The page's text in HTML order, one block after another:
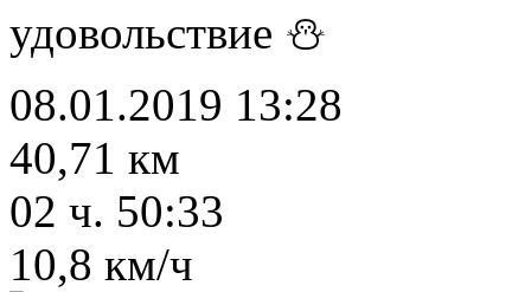
удовольствие ⛄
08.01.2019 13:28
40,71 км
02 ч. 50:33
10,8 км/ч